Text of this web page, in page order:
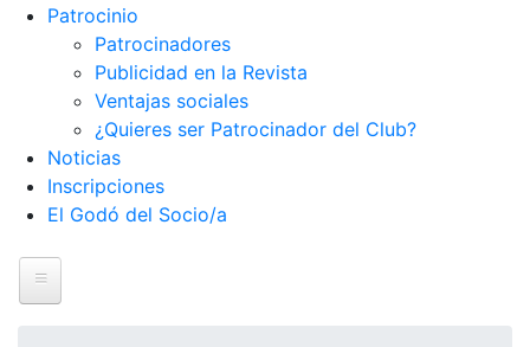
Patrocinio
Patrocinadores
Publicidad en la Revista
Ventajas sociales
¿Quieres ser Patrocinador del Club?
Noticias
Inscripciones
El Godó del Socio/a